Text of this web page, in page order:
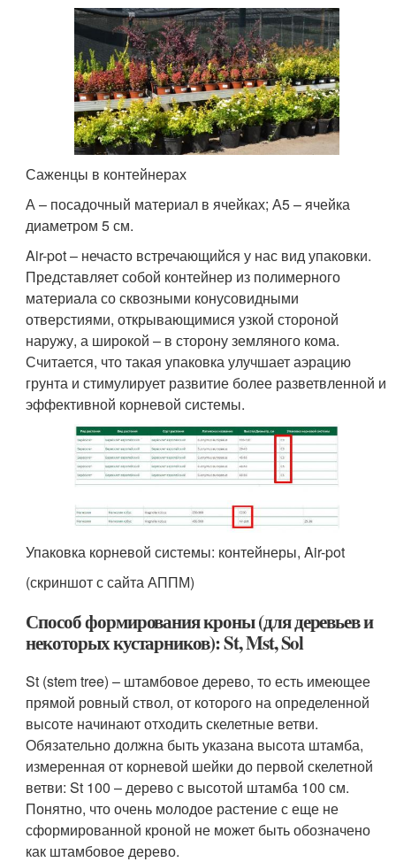
Саженцы в контейнерах
А – посадочный материал в ячейках; А5 – ячейка
диаметром 5 см.
Air-pot – нечасто встречающийся у нас вид упаковки.
Представляет собой контейнер из полимерного
материала со сквозными конусовидными
отверстиями, открывающимися узкой стороной
наружу, а широкой – в сторону земляного кома.
Считается, что такая упаковка улучшает аэрацию
грунта и стимулирует развитие более разветвленной и
эффективной корневой системы.
Упаковка корневой системы: контейнеры, Air-pot
(скриншот с сайта АППМ)
Способ формирования кроны (для деревьев и
некоторых кустарников): St, Mst, Sol
St (stem tree) – штамбовое дерево, то есть имеющее
прямой ровный ствол, от которого на определенной
высоте начинают отходить скелетные ветви.
Обязательно должна быть указана высота штамба,
измеренная от корневой шейки до первой скелетной
ветви: St 100 – дерево с высотой штамба 100 см.
Понятно, что очень молодое растение с еще не
сформированной кроной не может быть обозначено
как штамбовое дерево.